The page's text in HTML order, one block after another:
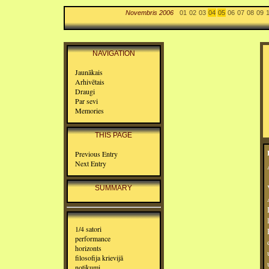
Novembris 2006 01 02 03 04 05 06 07 08 09
NAVIGATION
Jaunākais
Arhivētais
Draugi
Par sevi
Memories
THIS PAGE
Previous Entry
Next Entry
SUMMARY
1/4 satori
performance
horizonts
filosofija krievijā